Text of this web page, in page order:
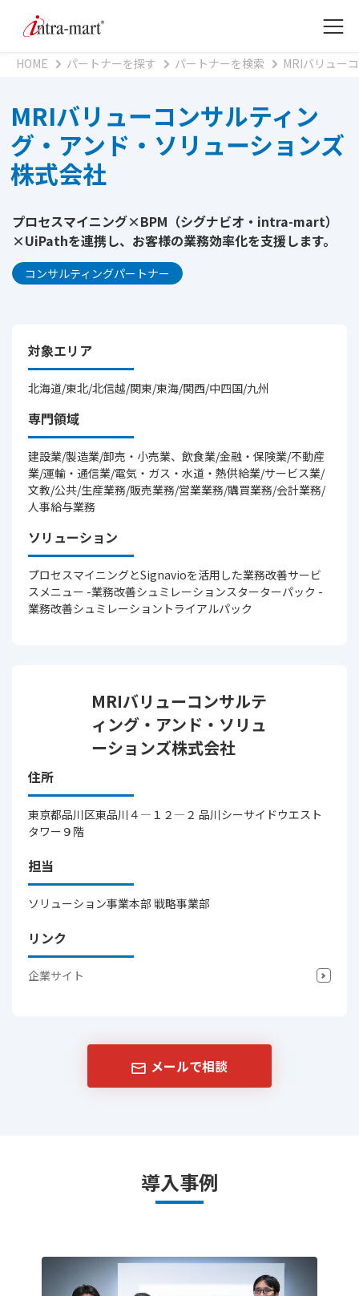
HOME パートナーを探す パートナーを検索 MRIバリュー
MRIバリューコンサルティン
グ・アンド・ソリューションズ
株式会社
MRIバリューコンサルテ
ィング・アンド・ソリュ
ーションズ株式会社
住所
東京都品川区東品川４―１２―２ 品川シーサイドウエスト
タワー９階
担当
ソリューション事業本部 戦略事業部
リンク
企業サイト
プロセスマイニング×BPM（シグナビオ・intra-mart）
×UiPathを連携し、お客様の業務効率化を支援します。
コンサルティングパートナー
対象エリア
北海道/東北/北信越/関東/東海/関西/中四国/九州
専門領域
建設業/製造業/卸売・小売業、飲食業/金融・保険業/不動産
業/運輸・通信業/電気・ガス・水道・熱供給業/サービス業/
文教/公共/生産業務/販売業務/営業業務/購買業務/会計業務/
人事給与業務
ソリューション
プロセスマイニングとSignavioを活用した業務改善サービ
スメニュー -業務改善シュミレーションスターターパック -
業務改善シュミレーショントライアルパック
メールで相談
導入事例